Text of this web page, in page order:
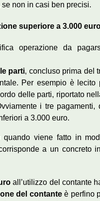
se non in casi ben precisi.
superiore a 3.000
operazione da
parti, concluso prima del
Per esempio è
delle parti, riportato
i tre pagamenti,
a 3.000 euro.
quando viene fatto in
a un concreto
all’utilizzo del contante
del contanteè perfino